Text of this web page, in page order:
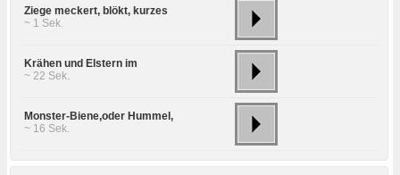
Ziege meckert, blökt, kurzes
~ 1 Sek.
Krähen und Elstern im
~ 22 Sek.
Monster-Biene,oder Hummel,
~ 16 Sek.